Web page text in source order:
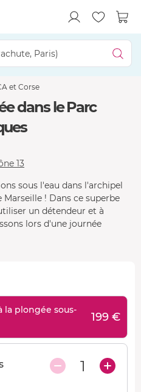
et Corse
dans le Parc
13
sous l'eau dans l'archipel
Marseille ! Dans ce superbe
un détendeur et à
lors d'une journée
la plongée sous-
199 €
1